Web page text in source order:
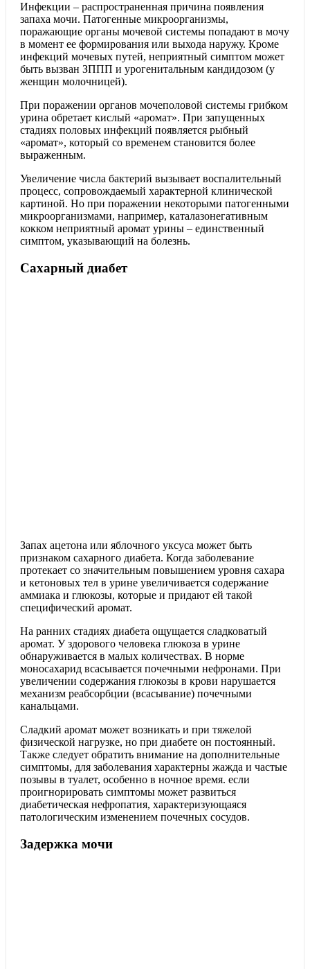
Инфекции – распространенная причина появления
запаха мочи. Патогенные микроорганизмы,
поражающие органы мочевой системы попадают в мочу
в момент ее формирования или выхода наружу. Кроме
инфекций мочевых путей, неприятный симптом может
быть вызван ЗППП и урогенитальным кандидозом (у
женщин молочницей).
При поражении органов мочеполовой системы грибком
урина обретает кислый «аромат». При запущенных
стадиях половых инфекций появляется рыбный
«аромат», который со временем становится более
выраженным.
Увеличение числа бактерий вызывает воспалительный
процесс, сопровождаемый характерной клинической
картиной. Но при поражении некоторыми патогенными
микроорганизмами, например, каталазонегативным
кокком неприятный аромат урины – единственный
симптом, указывающий на болезнь.
Сахарный диабет
Запах ацетона или яблочного уксуса может быть
признаком сахарного диабета. Когда заболевание
протекает со значительным повышением уровня сахара
и кетоновых тел в урине увеличивается содержание
аммиака и глюкозы, которые и придают ей такой
специфический аромат.
На ранних стадиях диабета ощущается сладковатый
аромат. У здорового человека глюкоза в урине
обнаруживается в малых количествах. В норме
моносахарид всасывается почечными нефронами. При
увеличении содержания глюкозы в крови нарушается
механизм реабсорбции (всасывание) почечными
канальцами.
Сладкий аромат может возникать и при тяжелой
физической нагрузке, но при диабете он постоянный.
Также следует обратить внимание на дополнительные
симптомы, для заболевания характерны жажда и частые
позывы в туалет, особенно в ночное время. если
проигнорировать симптомы может развиться
диабетическая нефропатия, характеризующаяся
патологическим изменением почечных сосудов.
Задержка мочи